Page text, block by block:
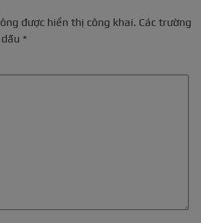
được hiển thị công khai. Các trường
*